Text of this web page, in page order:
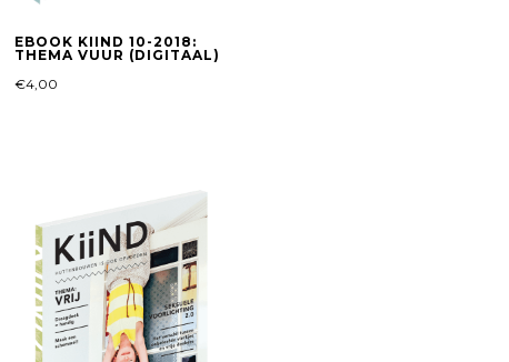
EBOOK KIIND 10-2018:
THEMA VUUR (DIGITAAL)
€4,00